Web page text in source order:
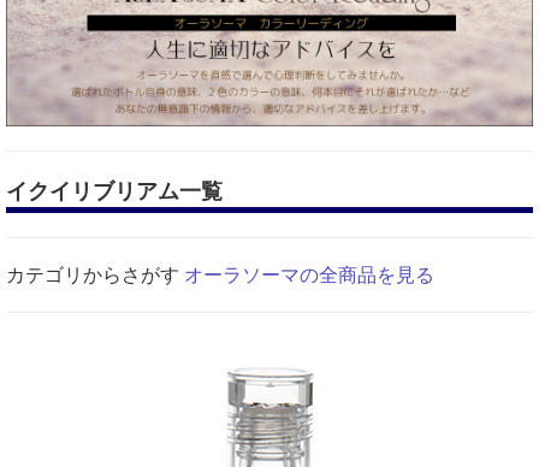
イクイリブリアム一覧
カテゴリからさがす オーラソーマの全商品を見る